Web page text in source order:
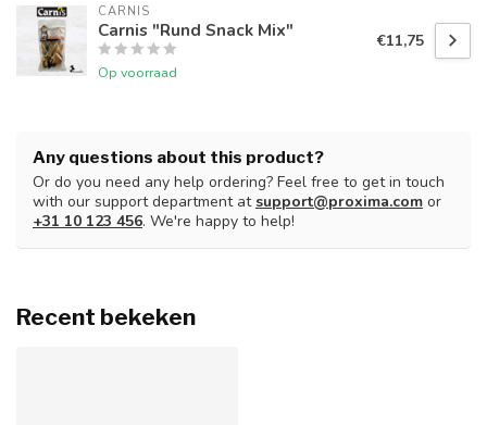
CARNIS
Carnis "Rund Snack Mix"
Op voorraad
€11,75
Any questions about this product?
Or do you need any help ordering? Feel free to get in touch
with our support department atsupport@proxima.com or
+31 10 123 456. We're happy to help!
Recent bekeken